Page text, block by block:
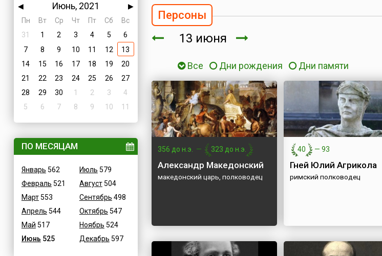
◀ Июнь, 2021
▶
Пн
Вт Ср Чт Пт Сб
Вс
31
1 2 3 4 5
6
7
8 9 10 11 12
13
14
15 16 17 18 19
20
21
22 23 24 25 26
27
28
29 30 1 2 3
4
5
6 7 8 9 10 11
ПО МЕСЯЦАМ
Январь 562
Февраль 521
Март553
Апрель 544
Май 517
Июнь 525
Июль 579
Август504
Сентябрь 498
Октябрь 547
Ноябрь 524
Декабрь 597
Персоны
13 июня
Все Дни рождения Дни памяти
356 до н.э. — 323 до н.э.
Александр Македонский
македонский царь, полководец
40 —93
Гней Юлий Агрикола
римский полководец